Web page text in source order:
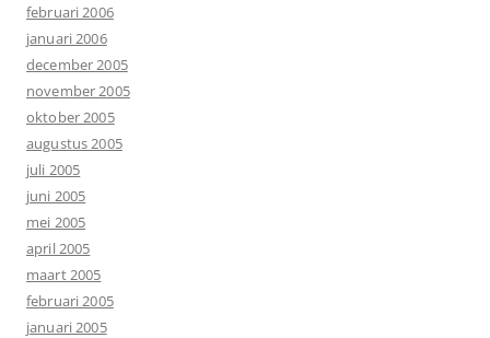
februari 2006
januari 2006
december 2005
november 2005
oktober 2005
augustus 2005
juli 2005
juni 2005
mei 2005
april 2005
maart 2005
februari 2005
januari 2005